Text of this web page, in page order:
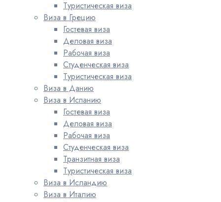
Туристическая виза
Виза в Грецию
Гостевая виза
Деловая виза
Рабочая виза
Студенческая виза
Туристическая виза
Виза в Данию
Виза в Испанию
Гостевая виза
Деловая виза
Рабочая виза
Студенческая виза
Транзитная виза
Туристическая виза
Виза в Исландию
Виза в Италию